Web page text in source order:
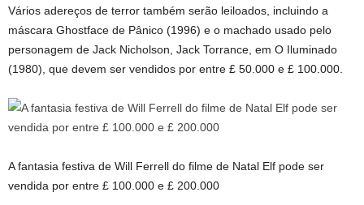
Vários adereços de terror também serão leiloados, incluindo a
máscara Ghostface de Pânico (1996) e o machado usado pelo
personagem de Jack Nicholson, Jack Torrance, em O Iluminado
(1980), que devem ser vendidos por entre £ 50.000 e £ 100.000.
A fantasia festiva de Will Ferrell do filme de Natal Elf pode ser
vendida por entre £ 100.000 e £ 200.000